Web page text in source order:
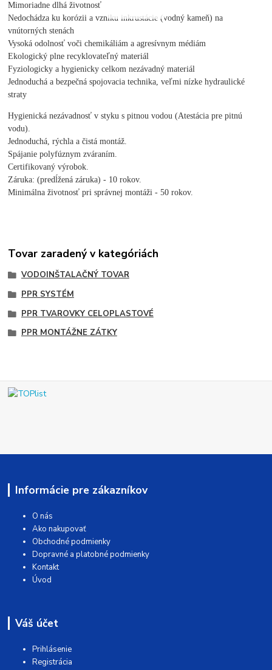
Mimoriadne dlhá životnosť
Nedochádza ku korózii a vzniku inkrustácie (vodný kameň) na
vnútorných stenách
Vysoká odolnosť voči chemikáliám a agresívnym médiám
Ekologický plne recyklovateľný materiál
Fyziologicky a hygienicky celkom nezávadný materiál
Jednoduchá a bezpečná spojovacia technika, veľmi nízke hydraulické
straty
Hygienická nezávadnosť v styku s pitnou vodou (Atestácia pre pitnú
vodu).
Jednoduchá, rýchla a čistá montáž.
Spájanie polyfúznym zváraním.
Certifikovaný výrobok.
Záruka: (predĺžená záruka) - 10 rokov.
Minimálna životnosť pri správnej montáži - 50 rokov.
Tovar zaradený v kategóriách
VODOINŠTALAČNÝ TOVAR
PPR SYSTÉM
PPR TVAROVKY CELOPLASTOVÉ
PPR MONTÁŽNE ZÁTKY
Informácie pre zákazníkov
O nás
Ako nakupovať
Obchodné podmienky
Dopravné a platobné podmienky
Kontakt
Úvod
Váš účet
Prihlásenie
Registrácia